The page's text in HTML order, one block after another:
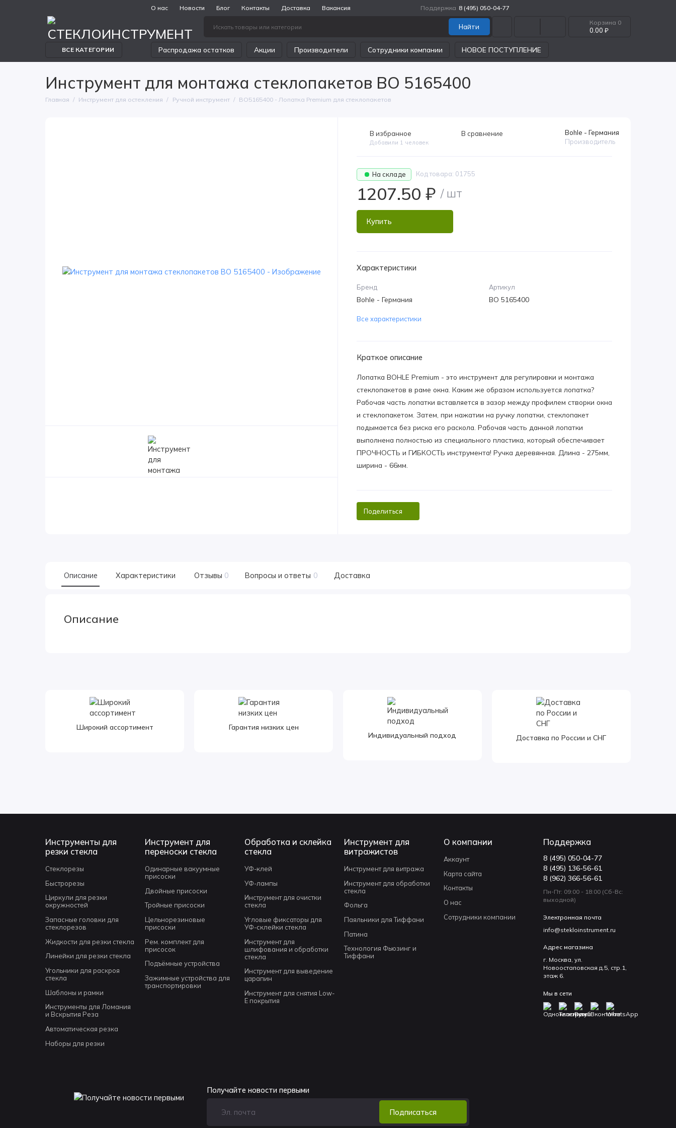
О нас Новости Блог Контакты Доставка Вакансия Поддержка 8 (495) 050-04-77
Найти
Корзина 0
0.00 ₽
ВСЕ КАТЕГОРИИ Распродажа остатков Акции Производители Сотрудники компании НОВОЕ ПОСТУПЛЕНИЕ
Инструмент для монтажа стеклопакетов BO 5165400
Главная Инструмент для остекления Ручной инструмент BO5165400 - Лопатка Premium для стеклопакетов
На складе Код товара: 01755
Bohle - Германия
Производитель
1207.50 ₽ / шт
Купить
В избранное
Добавили 1 человек
В сравнение
Характеристики
Бренд
Bohle - Германия
Артикул
ВО 5165400
Все характеристики
Краткое описание
Лопатка BOHLE Premium - это инструмент для регулировки и монтажа
стеклопакетов в раме окна. Каким же образом используется лопатка?
Рабочая часть лопатки вставляется в зазор между профилем створки окна
и стеклопакетом. Затем, при нажатии на ручку лопатки, стеклопакет
подымается без риска его раскола. Рабочая часть данной лопатки
выполнена полностью из специального пластика, который обеспечивает
ПРОЧНОСТЬ и ГИБКОСТЬ инструмента! Ручка деревянная. Длина - 275мм,
ширина - 66мм.
Поделиться
Описание Характеристики Отзывы 0 Вопросы и ответы 0 Доставка
Описание
Широкий ассортимент
Гарантия низких цен
Индивидуальный подход
Доставка по России и СНГ
Инструменты для
резки стекла
Стеклорезы
Быстрорезы
Циркули для резки
окружностей
Запасные головки для
стеклорезов
Жидкости для резки стекла
Линейки для резки стекла
Угольники для раскроя
стекла
Шаблоны и рамки
Инструменты для Ломания
и Вскрытия Реза
Автоматическая резка
Наборы для резки
Инструмент для
переноски стекла
Одинарные вакуумные
присоски
Двойные присоски
Тройные присоски
Цельнорезиновые
присоски
Рем. комплект для
присосок
Подъёмные устройства
Зажимные устройства для
транспортировки
Обработка и склейка
стекла
УФ-клей
УФ-лампы
Инструмент для очистки
стекла
Угловые фиксаторы для
УФ-склейки стекла
Инструмент для
шлифования и обработки
стекла
Инструмент для выведение
царапин
Инструмент для снятия Low-
E покрытия
Инструмент для
витражистов
Инструмент для витража
Инструмент для обработки
стекла
Фольга
Паяльники для Тиффани
Патина
Технология Фьюзинг и
Тиффани
О компании
Аккаунт
Карта сайта
Контакты
О нас
Сотрудники компании
Поддержка
8 (495) 050-04-77
8 (495) 136-56-61
8 (962) 366-56-61
Пн-Пт: 09:00 - 18:00 (Сб-Вс:
выходной)
Электронная почта
info@stekloinstrument.ru
Адрес магазина
г. Москва, ул.
Новоостаповская д.5, стр.1,
этаж 6.
Мы в сети
Получайте новости первыми
Подписаться